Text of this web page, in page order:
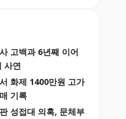
고백과 6년째 이어
사연
화제 1400만원 고가
기록
성접대 의혹, 문체부